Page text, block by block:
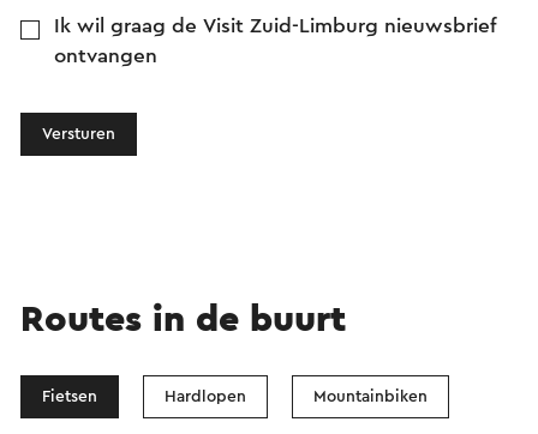
Ik wil graag de Visit Zuid-Limburg nieuwsbrief
ontvangen
Versturen
Routes in de buurt
Fietsen Hardlopen Mountainbiken